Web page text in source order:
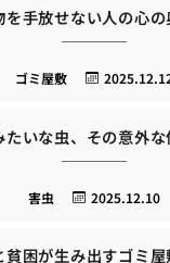
を手放せない人の心の
ゴミ屋敷
たいな虫、その意外
2025.12.10
害虫
貧困が生み出すゴミ